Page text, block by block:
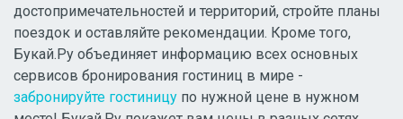
достопримечательностей и территорий, стройте планы
поездок и оставляйте рекомендации. Кроме того,
Букай.Ру объединяет информацию всех основных
сервисов бронирования гостиниц в мире -
забронируйте гостиницу по нужной цене в нужном